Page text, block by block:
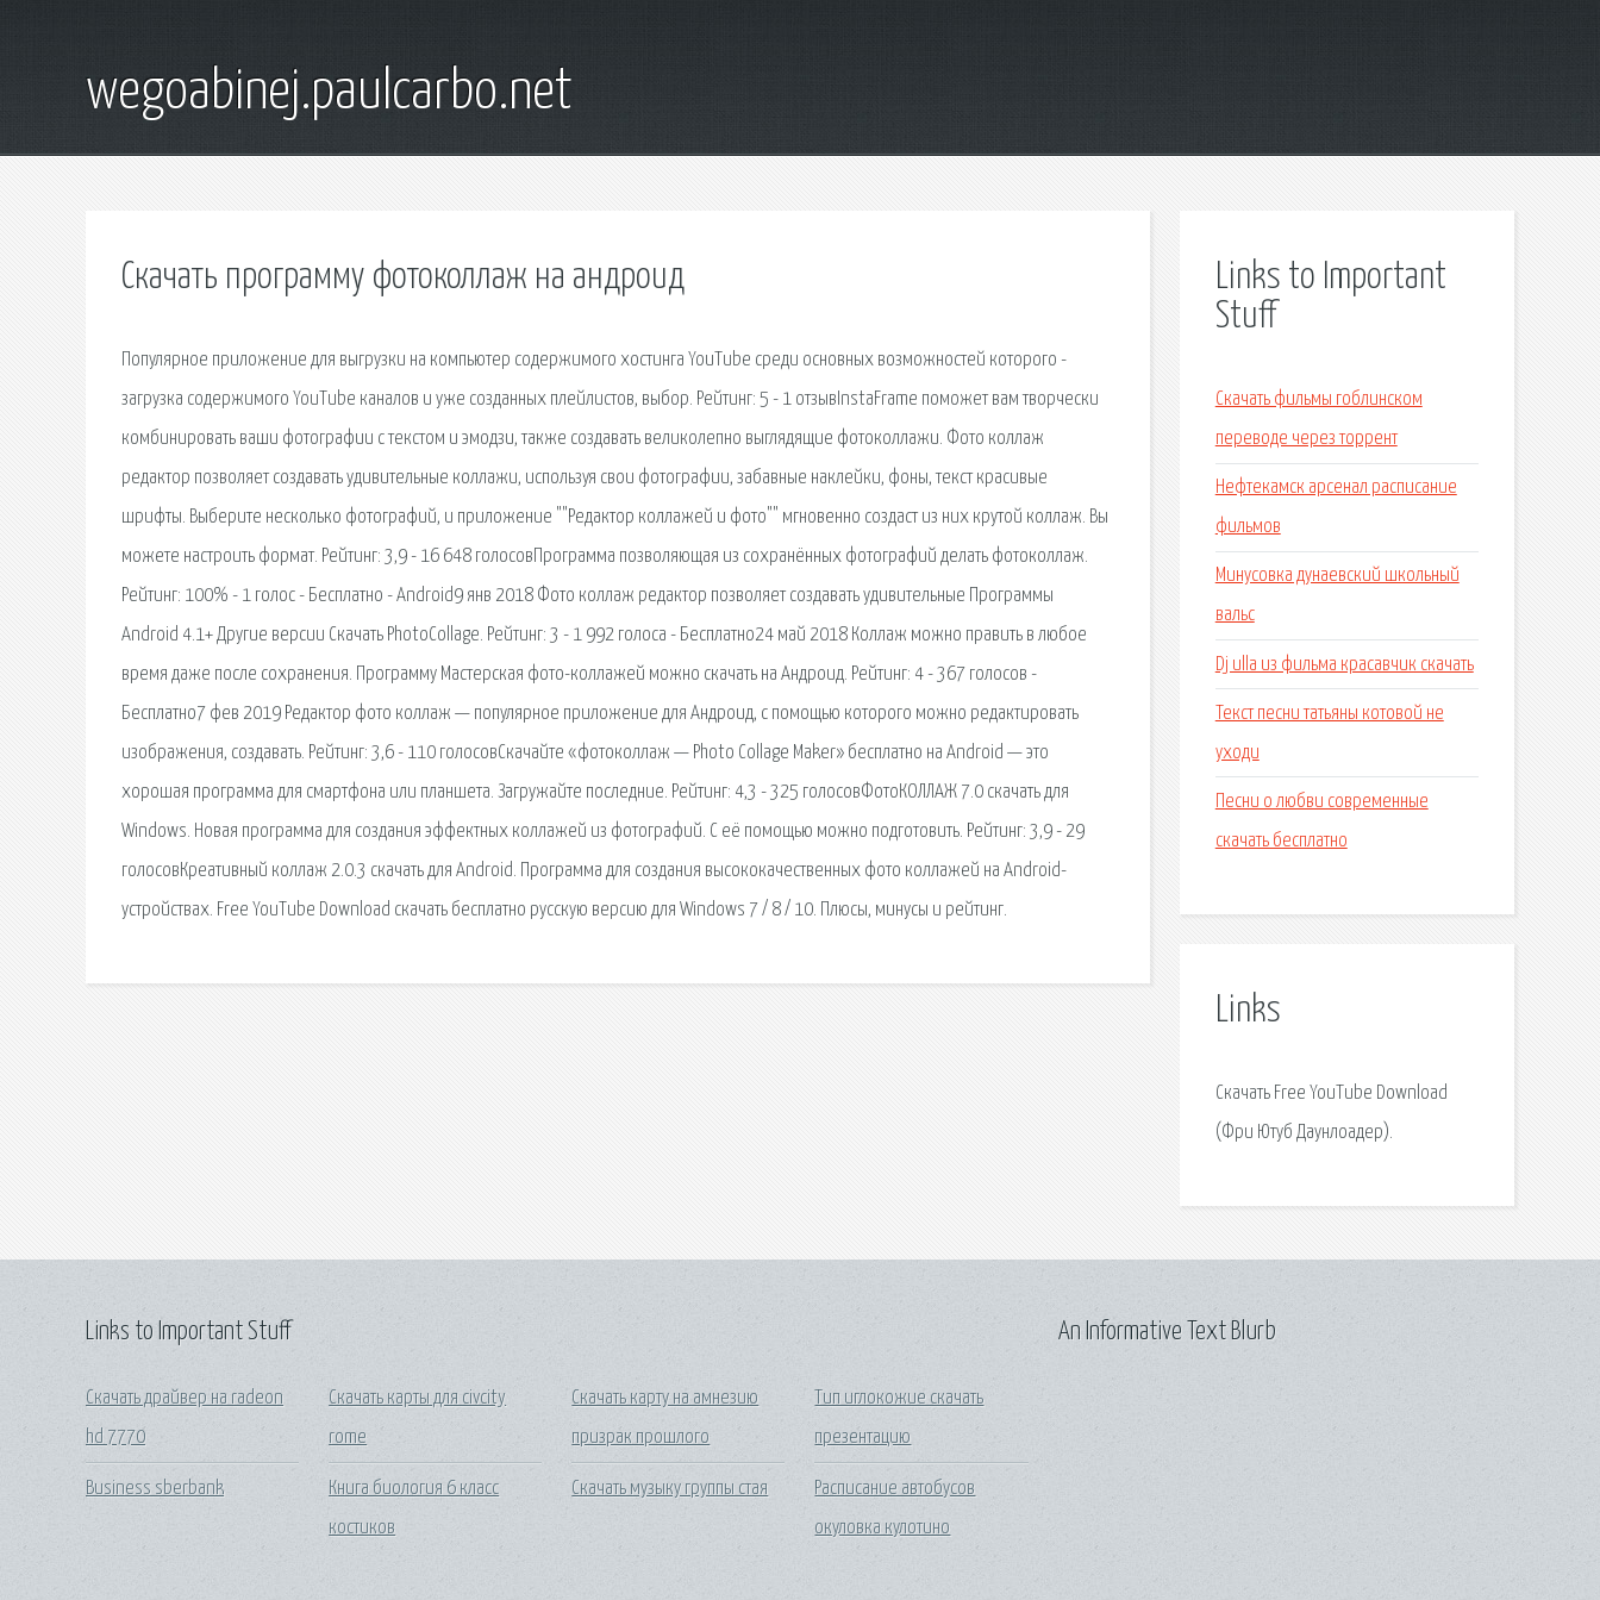
wegoabinej.paulcarbo.net
Скачать программу фотоколлаж на андроид
Популярное приложение для выгрузки на компьютер содержимого хостинга YouTube среди основных возможностей которого -
загрузка содержимого YouTube каналов и уже созданных плейлистов, выбор. Рейтинг: 5 - 1 отзывInstaFrame поможет вам творчески
комбинировать ваши фотографии с текстом и эмодзи, также создавать великолепно выглядящие фотоколлажи. Фото коллаж
редактор позволяет создавать удивительные коллажи, используя свои фотографии, забавные наклейки, фоны, текст красивые
шрифты. Выберите несколько фотографий, и приложение ""Редактор коллажей и фото"" мгновенно создаст из них крутой коллаж. Вы
можете настроить формат. Рейтинг: 3,9 - 16 648 голосовПрограмма позволяющая из сохранённых фотографий делать фотоколлаж.
Рейтинг: 100% - 1 голос - Бесплатно - Android9 янв 2018 Фото коллаж редактор позволяет создавать удивительные Программы
Android 4.1+ Другие версии Скачать PhotoCollage. Рейтинг: 3 - 1 992 голоса - Бесплатно24 май 2018 Коллаж можно править в любое
время даже после сохранения. Программу Мастерская фото-коллажей можно скачать на Андроид. Рейтинг: 4 - 367 голосов -
Бесплатно7 фев 2019 Редактор фото коллаж — популярное приложение для Андроид, с помощью которого можно редактировать
изображения, создавать. Рейтинг: 3,6 - 110 голосовСкачайте «фотоколлаж — Photo Collage Maker» бесплатно на Android — это
хорошая программа для смартфона или планшета. Загружайте последние. Рейтинг: 4,3 - 325 голосовФотоКОЛЛАЖ 7.0 скачать для
Windows. Новая программа для создания эффектных коллажей из фотографий. С её помощью можно подготовить. Рейтинг: 3,9 - 29
голосовКреативный коллаж 2.0.3 скачать для Android. Программа для создания высококачественных фото коллажей на Android-
устройствах. Free YouTube Download скачать бесплатно русскую версию для Windows 7 / 8 / 10. Плюсы, минусы и рейтинг.
Links to Important
Stuff
Скачать фильмы гоблинском
переводе через торрент
Нефтекамск арсенал расписание
фильмов
Минусовка дунаевский школьный
вальс
Dj ulla из фильма красавчик скачать
Текст песни татьяны котовой не
уходи
Песни о любви современные
скачать бесплатно
Links
Скачать Free YouTube Download
(Фри Ютуб Даунлоадер).
Links to Important Stuff
Скачать драйвер на radeon
hd 7770
Business sberbank
Скачать карты для civcity
rome
Книга биология 6 класс
костиков
Скачать карту на амнезию
призрак прошлого
Скачать музыку группы стая
Тип иглокожие скачать
презентацию
Расписание автобусов
окуловка кулотино
An Informative Text Blurb